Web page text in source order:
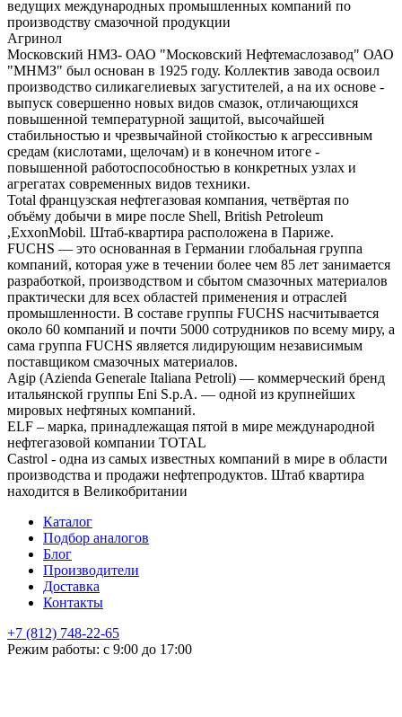
ведущих международных промышленных компаний по
производству смазочной продукции
Агринол
Московский НМЗ- ОАО "Московский Нефтемаслозавод" ОАО
"МНМЗ" был основан в 1925 году. Коллектив завода освоил
производство силикагелиевых загустителей, а на их основе -
выпуск совершенно новых видов смазок, отличающихся
повышенной температурной защитой, высочайшей
стабильностью и чрезвычайной стойкостью к агрессивным
средам (кислотами, щелочам) и в конечном итоге -
повышенной работоспособностью в конкретных узлах и
агрегатах современных видов техники.
Total французская нефтегазовая компания, четвёртая по
объёму добычи в мире после Shell, British Petroleum
,ExxonMobil. Штаб-квартира расположена в Париже.
FUCHS — это основанная в Германии глобальная группа
компаний, которая уже в течении более чем 85 лет занимается
разработкой, производством и сбытом смазочных материалов
практически для всех областей применения и отраслей
промышленности. В составе группы FUCHS насчитывается
около 60 компаний и почти 5000 сотрудников по всему миру, а
сама группа FUCHS является лидирующим независимым
поставщиком смазочных материалов.
Agip (Azienda Generale Italiana Petroli) — коммерческий бренд
итальянской группы Eni S.p.A. — одной из крупнейших
мировых нефтяных компаний.
ELF – марка, принадлежащая пятой в мире международной
нефтегазовой компании TOTAL
Castrol - одна из самых известных компаний в мире в области
производства и продажи нефтепродуктов. Штаб квартира
находится в Великобритании
Каталог
Подбор аналогов
Блог
Производители
Доставка
Контакты
+7 (812) 748-22-65
Режим работы: с 9:00 до 17:00
НЕ НАШЛИ ЧТО ИСКАЛИ